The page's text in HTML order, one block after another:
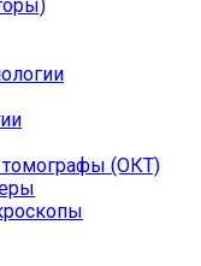
томографы (ОКТ)